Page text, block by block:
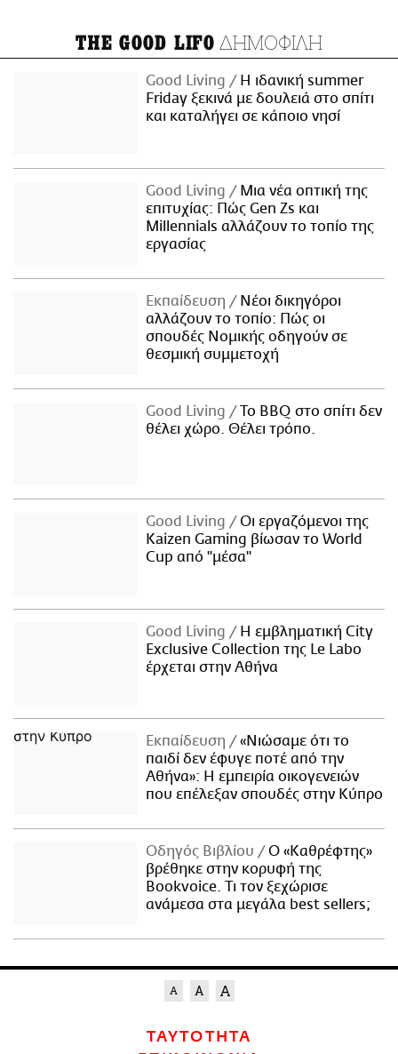
THE GOOD LIFO ΔΗΜΟΦΙΛΗ
Good Living
Η ιδανική summer
Friday ξεκινά με δουλειά στο σπίτι
και καταλήγει σε κάποιο νησί
Good Living
Μια νέα οπτική της
επιτυχίας: Πώς Gen Zs και
Millennials αλλάζουν το τοπίο της
εργασίας
Εκπαίδευση
Νέοι δικηγόροι
αλλάζουν το τοπίο: Πώς οι
σπουδές Νομικής οδηγούν σε
θεσμική συμμετοχή
Good Living
Το BBQ στο σπίτι δεν
θέλει χώρο. Θέλει τρόπο.
Good Living
Οι εργαζόμενοι της
Kaizen Gaming βίωσαν το World
Cup από "μέσα"
Good Living
Η εμβληματική City
Exclusive Collection της Le Labo
έρχεται στην Αθήνα
Εκπαίδευση
«Νιώσαμε ότι το
παιδί δεν έφυγε ποτέ από την
Αθήνα»: Η εμπειρία οικογενειών
που επέλεξαν σπουδές στην Κύπρο
Οδηγός Βιβλίου
Ο «Καθρέφτης»
βρέθηκε στην κορυφή της
Bookvoice. Τι τον ξεχώρισε
ανάμεσα στα μεγάλα best sellers;
ΤΑΥΤΟΤΗΤΑ